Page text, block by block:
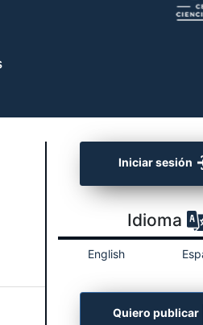
Iniciar sesión
Idioma
English
Quiero publicar